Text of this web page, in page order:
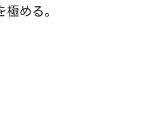
める。